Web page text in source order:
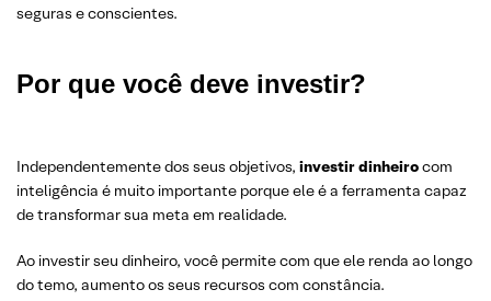
seguras e conscientes.
Por que você deve investir?
Independentemente dos seus objetivos, investir dinheirocom
inteligência é muito importante porque ele é a ferramenta capaz
de transformar sua meta em realidade.
Ao investir seu dinheiro, você permite com que ele renda ao longo
do temo, aumento os seus recursos com constância.